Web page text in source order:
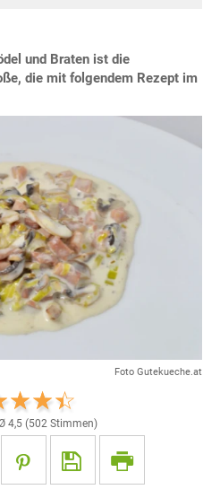
und Braten ist die
die mit folgendem Rezept im
Foto Gutekueche.at
4,5 (502 Stimmen)